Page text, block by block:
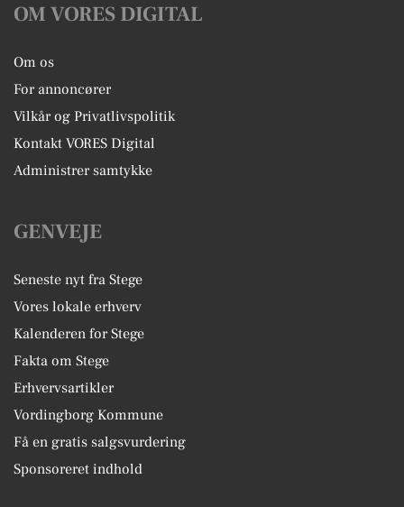
OM VORES DIGITAL
Om os
For annoncører
Vilkår og Privatlivspolitik
Kontakt VORES Digital
Administrer samtykke
GENVEJE
Seneste nyt fra Stege
Vores lokale erhverv
Kalenderen for Stege
Fakta om Stege
Erhvervsartikler
Vordingborg Kommune
Få en gratis salgsvurdering
Sponsoreret indhold